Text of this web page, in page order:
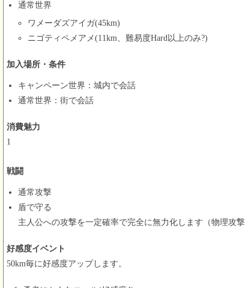
通常世界
ワメーダズアイガ(45km)
ニゴティペメアメ(11km、難易度Hard以上のみ?)
加入場所・条件
キャンペーン世界：城内で会話
通常世界：街で会話
消費魅力
1
戦闘
通常攻撃
盾で守る
主人公への攻撃を一定確率で完全に無力化します（物理攻撃
好感度イベント
50km毎に好感度アップします。